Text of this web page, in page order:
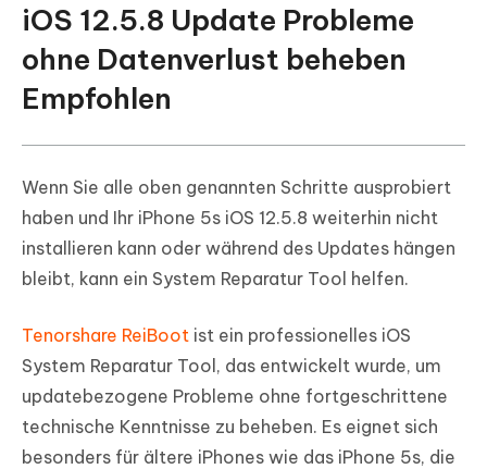
iOS 12.5.8 Update Probleme
ohne Datenverlust beheben
Empfohlen
Wenn Sie alle oben genannten Schritte ausprobiert
haben und Ihr iPhone 5s iOS 12.5.8 weiterhin nicht
installieren kann oder während des Updates hängen
bleibt, kann ein System Reparatur Tool helfen.
Tenorshare ReiBoot ist ein professionelles iOS
System Reparatur Tool, das entwickelt wurde, um
updatebezogene Probleme ohne fortgeschrittene
technische Kenntnisse zu beheben. Es eignet sich
besonders für ältere iPhones wie das iPhone 5s, die